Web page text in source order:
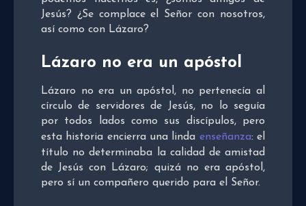
Jesús? ¿Se complace el Señor con nosotros,
así como con Lázaro?
Lázaro no era un apóstol
Lázaro no era un apóstol, no pertenecía al
círculo de servidores de Jesús, no lo seguía
por todos lados como sus discípulos, pero
esta historia encierra una linda enseñanza: el
título no determinaba la calidad de amistad
de Jesús con Lázaro; quizá no era apóstol,
pero sí un compañero querido para el Señor.